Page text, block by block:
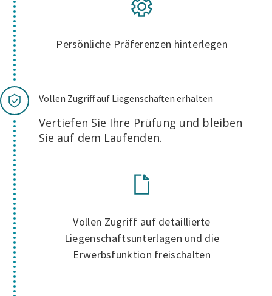
Persönliche Präferenzen hinterlegen
Vollen Zugriff auf Liegenschaften erhalten
Vertiefen Sie Ihre Prüfung und bleiben
Sie auf dem Laufenden.
Vollen Zugriff auf detaillierte
Liegenschaftsunterlagen und die
Erwerbsfunktion freischalten